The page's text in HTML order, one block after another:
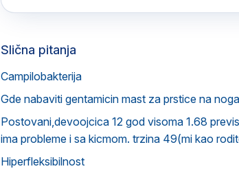
Slična pitanja
Campilobakterija
Gde nabaviti gentamicin mast za prstice na
Postovani,devoojcica 12 god visoma 1.68
ima probleme i sa kicmom. trzina 49(mi kao
Hiperfleksibilnost